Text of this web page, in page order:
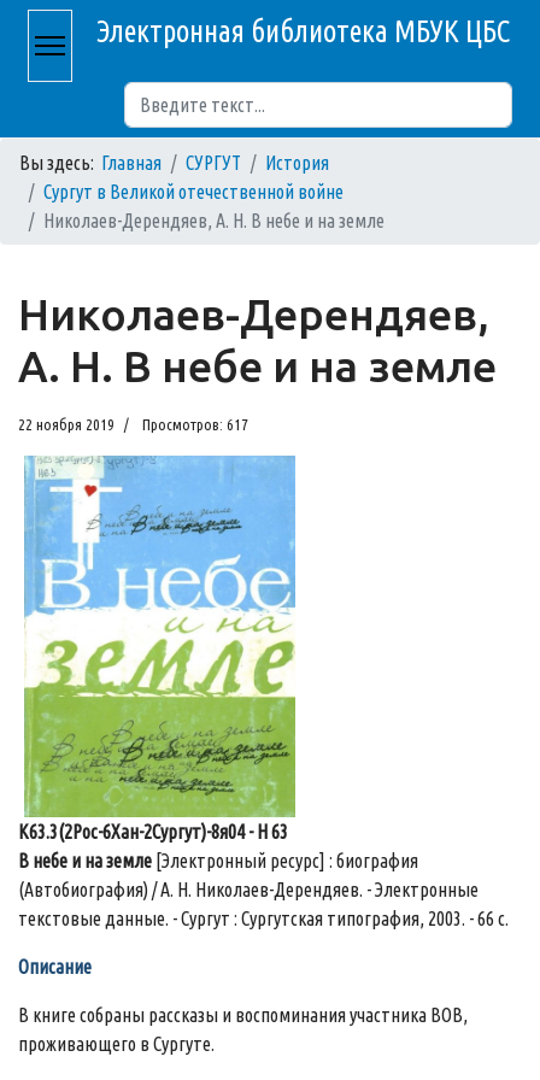
Электронная библиотека МБУК ЦБС
Вы здесь: Главная СУРГУТ
История
Сургут в Великой отечественной войне
Николаев-Дерендяев, А. Н. В небе и на земле
Николаев-Дерендяев,
А. Н. В небе и на земле
22 ноября 2019 Просмотров: 617
К63.3(2Рос-6Хан-2Сургут)-8я04 - Н 63
В небе и на земле [Электронный ресурс] : биография
(Автобиография) / А. Н. Николаев-Дерендяев. - Электронные
текстовые данные. - Сургут : Сургутская типография, 2003. - 66 с.
Описание
В книге собраны рассказы и воспоминания участника ВОВ,
проживающего в Сургуте.